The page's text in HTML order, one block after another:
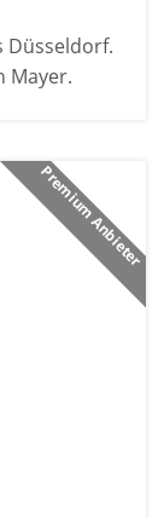
Düsseldorf.
Mayer.
Premium Anbieter